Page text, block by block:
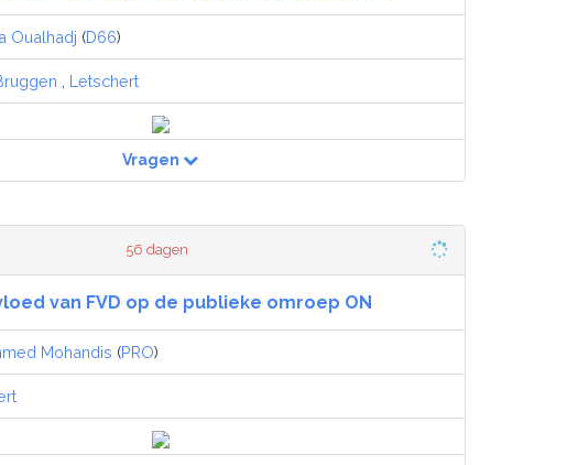
Oualhadj (D66)
Letschert
Vragen
56 dagen
van FVD op de publieke omroep ON
Mohandis (PRO)